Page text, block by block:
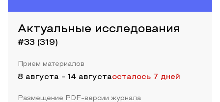
Актуальные исследования
#33 (319)
Прием материалов
8 августа - 14 августаосталось 7 дней
Размещение PDF-версии журнала